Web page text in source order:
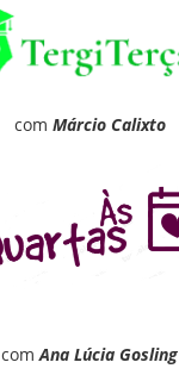
com Márcio Calixto
com Ana Lúcia Gosling